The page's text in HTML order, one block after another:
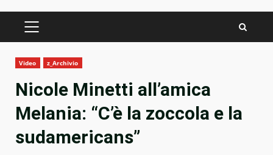
PRIMARY
Video z_Archivio
Nicole Minetti all’amica
Melania: “C’è la zoccola e la
sudamericans”